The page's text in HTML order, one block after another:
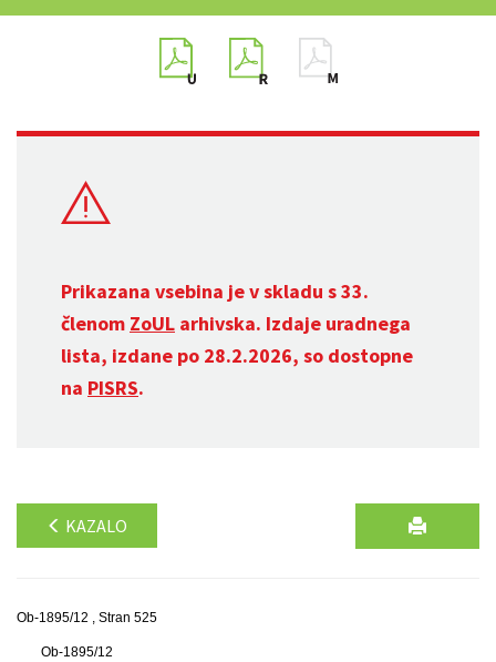
Prikazana vsebina je v skladu s 33.
členom ZoUL arhivska. Izdaje uradnega
lista, izdane po 28.2.2026, so dostopne
na PISRS.
KAZALO
Ob-1895/12 , Stran 525
Ob-1895/12